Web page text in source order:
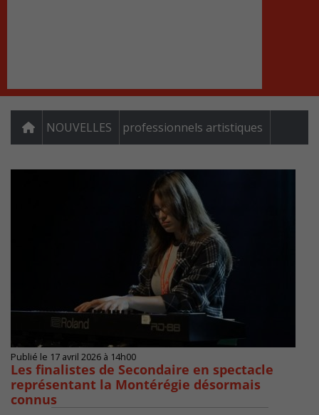
NOUVELLES professionnels artistiques
Publié le 17 avril 2026 à 14h00
Les finalistes de Secondaire en spectacle
représentant la Montérégie désormais
connus